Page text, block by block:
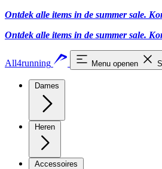
Ontdek alle items in de summer sale.
Ontdek alle items in de summer sale.
All4running Menu openen
Dames
Heren
Accessoires